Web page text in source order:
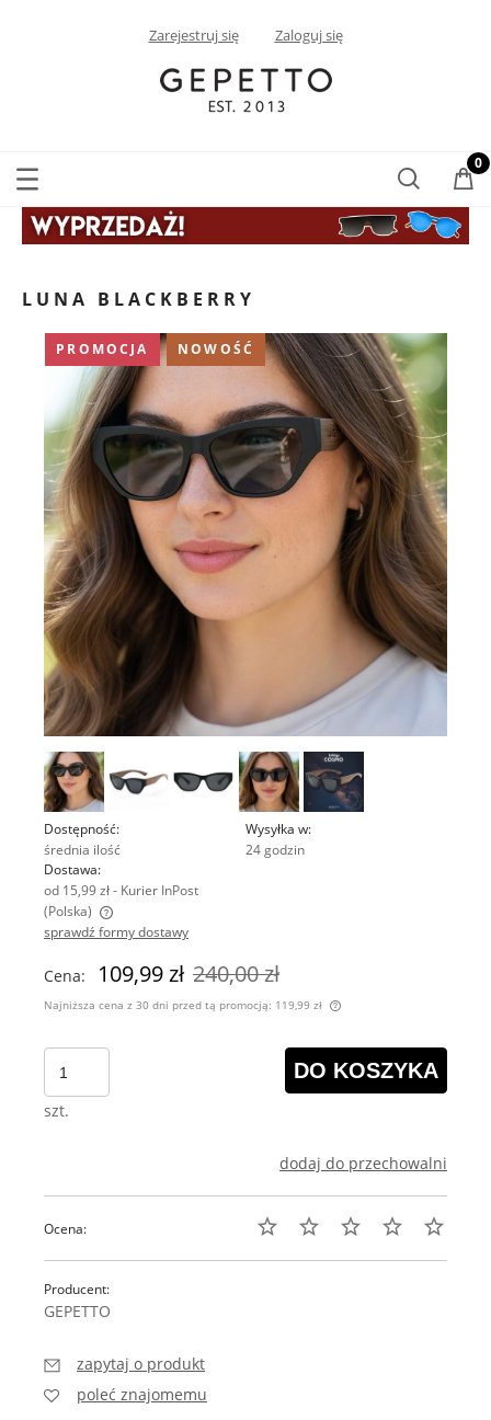
Zarejestruj się Zaloguj się
LUNA BLACKBERRY
PROMOCJA NOWOŚĆ
Dostępność:
średnia ilość
Wysyłka w:
24 godzin
Dostawa:
od 15,99 zł- Kurier InPost
(Polska)
Cena nie zawiera ewentualnych kosztów płatności
sprawdź formy dostawy
Cena: 109,99 zł 240,00 zł
Najniższa cena z 30 dni przed tą promocją: 119,99 zł
30 dni, wyświetlana
momentu, kiedy
sprzedaży.
szt.
DO KOSZYKA
dodaj do przechowalni
Ocena:
Producent:
GEPETTO
zapytaj o produkt
poleć znajomemu